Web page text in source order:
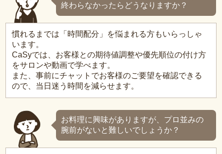
終わらなかったらどうなりますか？
慣れるまでは「時間配分」を悩まれる方もいらっしゃ
います。
CaSyでは、お客様との期待値調整や優先順位の付け方
をサロンや動画で学べます。
また、事前にチャットでお客様のご要望を確認できる
ので、当日迷う時間を減らせます。
お料理に興味がありますが、プロ並みの
腕前がないと難しいでしょうか？